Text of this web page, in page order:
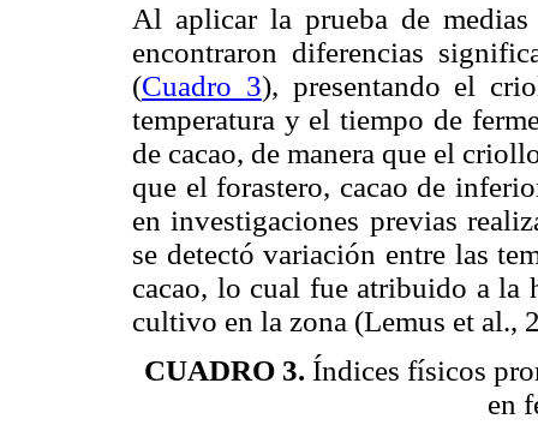
Al aplicar la prueba de
encontraron diferencias
(Cuadro 3), presen­tando el
temperatura y el tiempo de
de cacao, de manera que el
que el forastero, cacao de
en investigaciones previas
se detectó variación entre las
cacao, lo cual fue atribuido a la
cultivo en la zona (Lemus et al.,
CUADRO 3. Índices físicos
en